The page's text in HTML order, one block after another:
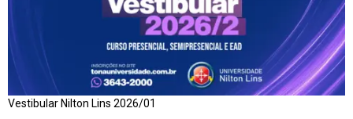
Vestibular Nilton Lins 2026/01